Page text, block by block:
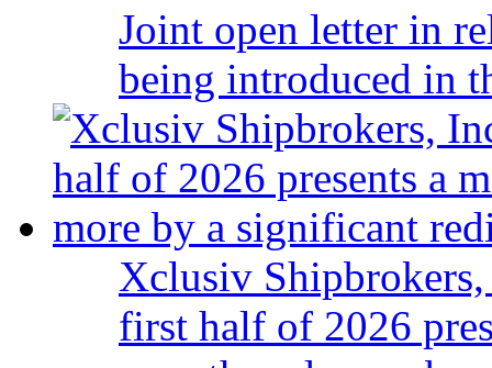
Joint open letter in
being introduced in
Xclusiv
first half of 2026